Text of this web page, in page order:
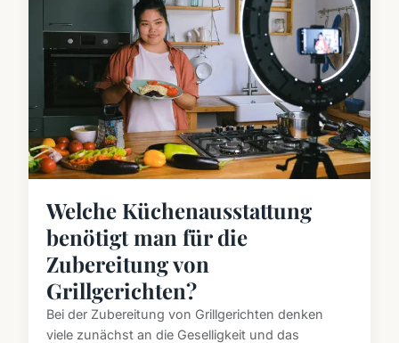
Welche Küchenausstattung
benötigt man für die
Zubereitung von
Grillgerichten?
Bei der Zubereitung von Grillgerichten denken
viele zunächst an die Geselligkeit und das